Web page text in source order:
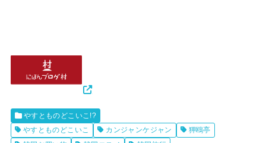
やすとものどこいこ!?
やすとものどこいこ
カンジャンケジャン
狎鴎亭